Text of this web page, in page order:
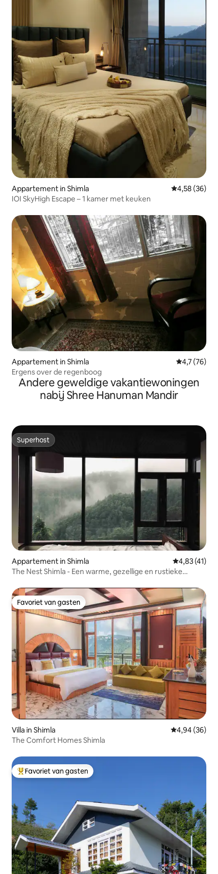
Appartement in Shimla Gemiddelde
4,58 (36)
IOI SkyHigh Escape – 1 kamer met keuken
Appartement in Shimla
4,7 (76)
Ergens over de regenboog
Andere geweldige vakantiewoningen
nabij Shree Hanuman Mandir
Superhost
Superhost
Appartement in Shimla Gemiddelde
4,83 (41)
The Nest Shimla - Een warme, gezellige en rustieke
Favoriet van gasten
Favoriet van gasten
Villa in Shimla Gemiddelde
4,94 (36)
The Comfort Homes Shimla
Topfavoriet van gasten
Favoriet van gasten